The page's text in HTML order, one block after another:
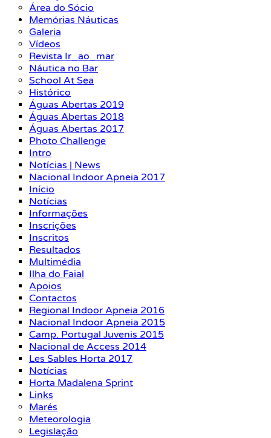
Área do Sócio
Memórias Náuticas
Galeria
Vídeos
Revista Ir_ao_mar
Náutica no Bar
School At Sea
Histórico
Águas Abertas 2019
Águas Abertas 2018
Águas Abertas 2017
Photo Challenge
Intro
Notícias | News
Nacional Indoor Apneia 2017
Início
Notícias
Informações
Inscrições
Inscritos
Resultados
Multimédia
Ilha do Faial
Apoios
Contactos
Regional Indoor Apneia 2016
Nacional Indoor Apneia 2015
Camp. Portugal Juvenis 2015
Nacional de Access 2014
Les Sables Horta 2017
Notícias
Horta Madalena Sprint
Links
Marés
Meteorologia
Legislação